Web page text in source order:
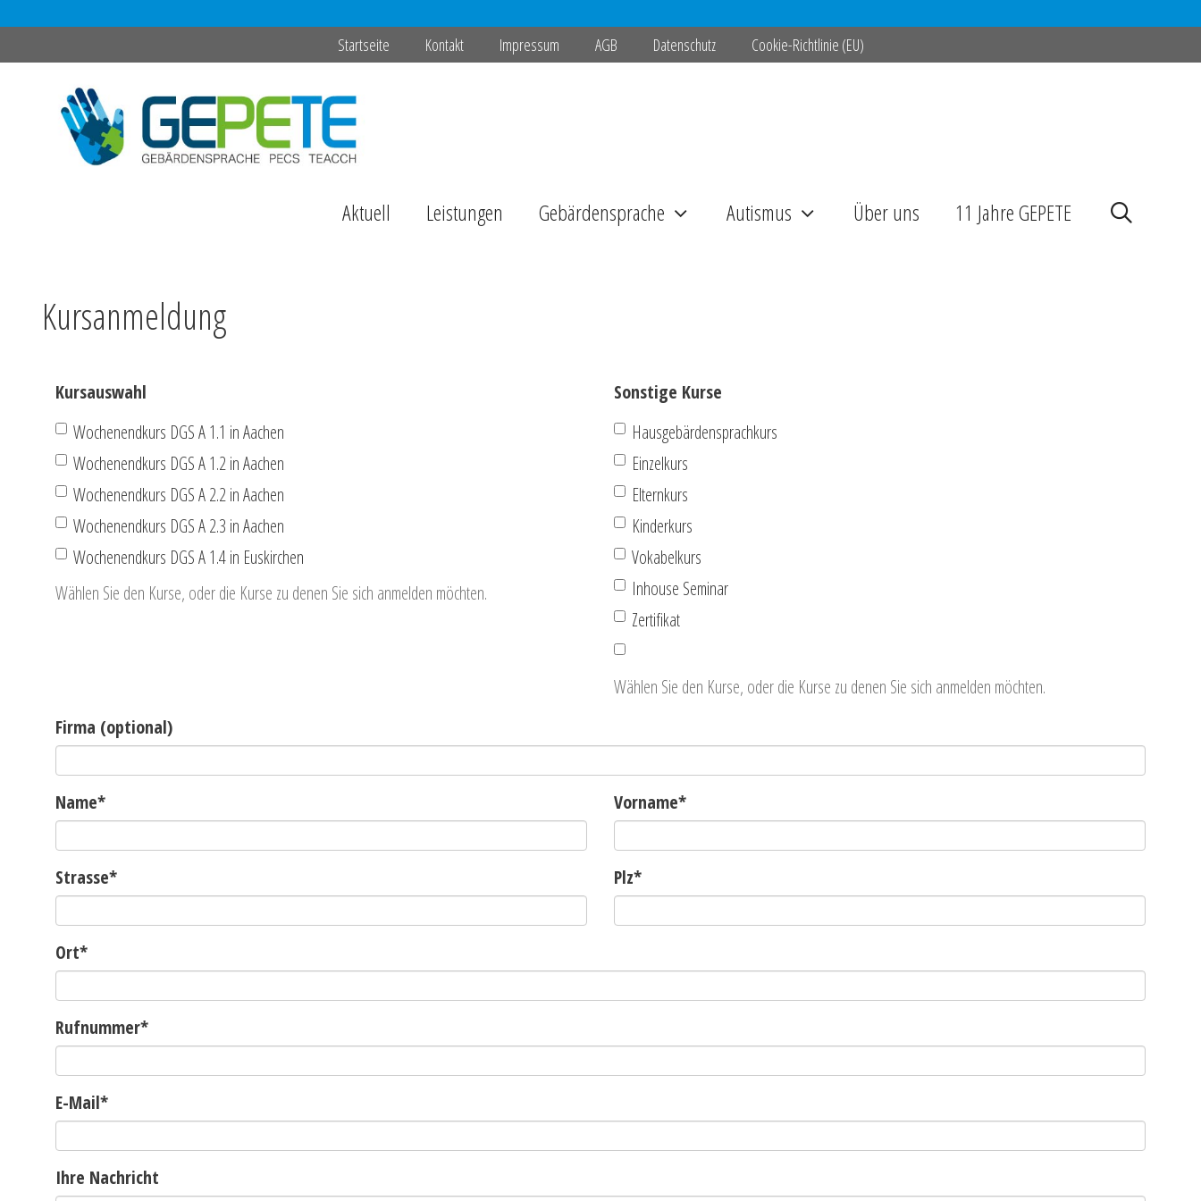
Inhalt
Startseite Kontakt Impressum AGB Datenschutz Cookie-Richtlinie (EU)
Aktuell Leistungen Gebärdensprache Autismus Über uns 11 Jahre GEPETE
Kursanmeldung
Kursauswahl
Wochenendkurs DGS A 1.1 in Aachen
Wochenendkurs DGS A 1.2 in Aachen
Wochenendkurs DGS A 2.2 in Aachen
Wochenendkurs DGS A 2.3 in Aachen
Wochenendkurs DGS A 1.4 in Euskirchen
Wählen Sie den Kurse, oder die Kurse zu denen Sie sich anmelden möchten.
Sonstige Kurse
Hausgebärdensprachkurs
Einzelkurs
Elternkurs
Kinderkurs
Vokabelkurs
Inhouse Seminar
Zertifikat
Wählen Sie den Kurse, oder die Kurse zu denen Sie sich anmelden möchten.
Firma (optional)
Name* Vorname*
Strasse* Plz*
Ort*
Rufnummer*
E-Mail*
Ihre Nachricht